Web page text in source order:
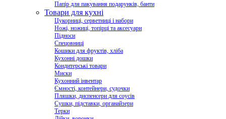
Папір для пакування подарунків, банти
Товари для кухні
Цукорниці, серветниці і набори
Ножі, ножиці, топірці та аксесуари
Підноси
Спецовниці
Кошики для фруктів, хліба
Кухонні дошки
Кондитерські товари
Миски
Кухонний інвентар
Ємності, контейнери, судочки
Пляшки, диспенсери для соусів
Сушки, підставки, органайзери
Терки